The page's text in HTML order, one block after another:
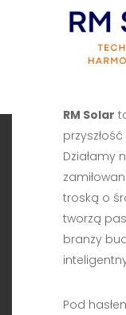
RM Solar
Działamy
troską o
tworzą
branży
Pod